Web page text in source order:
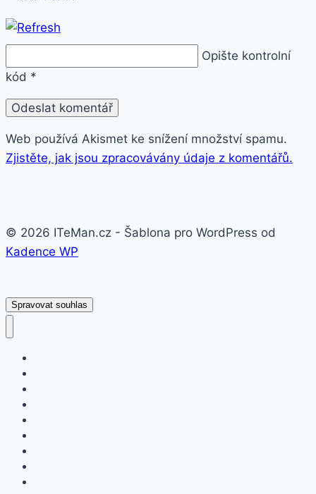
Opište kontrolní
kód *
Web používá Akismet ke snížení množství spamu.
Zjistěte, jak jsou zpracovávány údaje z komentářů.
© 2026 ITeMan.cz - Šablona pro WordPress od
Kadence WP
Spravovat souhlas